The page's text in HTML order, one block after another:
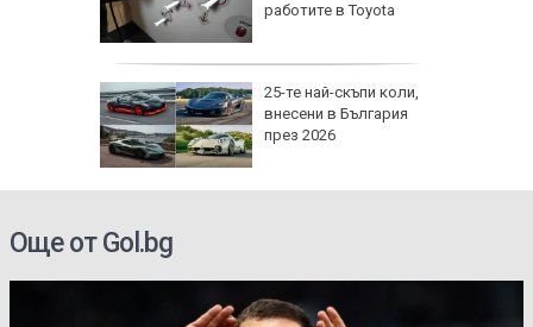
работите в Toyota
25-те най-скъпи коли,
внесени в България
през 2026
Още от Gol.bg